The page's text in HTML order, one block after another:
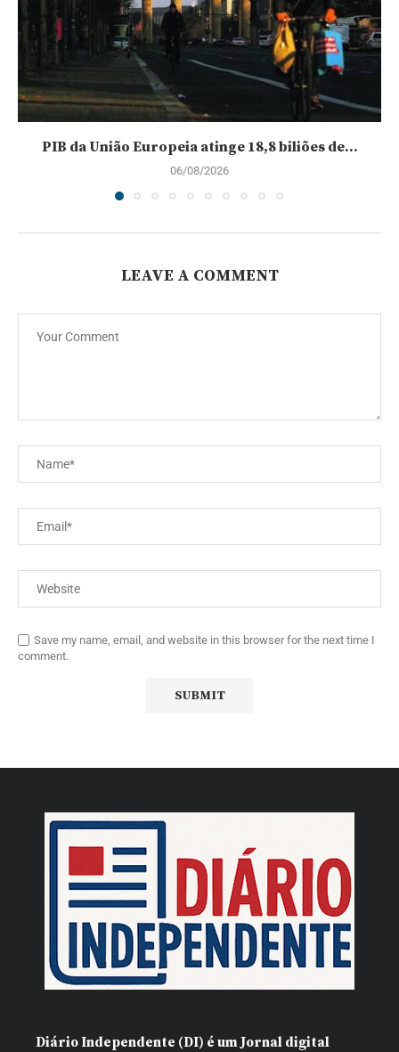
PIB da União Europeia atinge 18,8 biliões de...
06/08/2026
LEAVE A COMMENT
Save my name, email, and website in this browser for the next time I
comment.
Diário Independente (DI) é um Jornal digital